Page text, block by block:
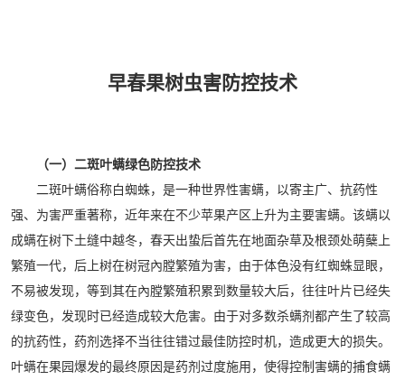
早春果树虫害防控技术
（一）二斑叶螨绿色防控技术
二斑叶螨俗称白蜘蛛，是一种世界性害螨，以寄主广、抗药性
强、为害严重著称，近年来在不少苹果产区上升为主要害螨。该螨以
成螨在树下土缝中越冬，春天出蛰后首先在地面杂草及根颈处萌蘖上
繁殖一代，后上树在树冠內膛繁殖为害，由于体色没有红蜘蛛显眼，
不易被发现，等到其在內膛繁殖积累到数量较大后，往往叶片已经失
绿变色，发现时已经造成较大危害。由于对多数杀螨剂都产生了较高
的抗药性，药剂选择不当往往错过最佳防控时机，造成更大的损失。
叶螨在果园爆发的最终原因是药剂过度施用，使得控制害螨的捕食螨